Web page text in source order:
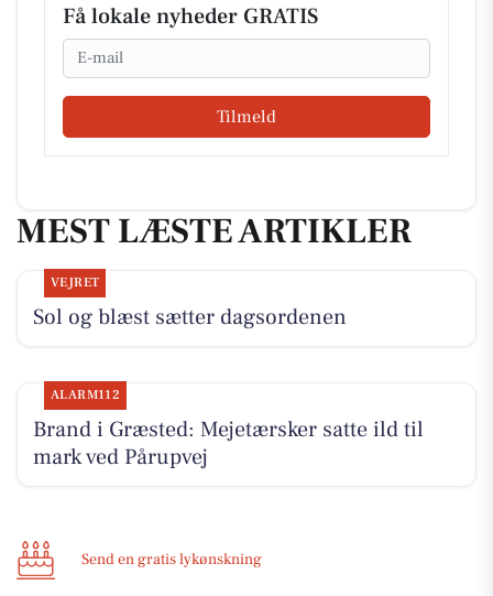
Få lokale nyheder GRATIS
Email
Tilmeld
MEST LÆSTE ARTIKLER
VEJRET
Sol og blæst sætter dagsordenen
ALARM112
Brand i Græsted: Mejetærsker satte ild til
mark ved Pårupvej
Send en gratis lykønskning